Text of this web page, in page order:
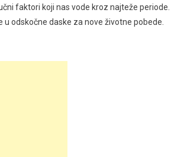
faktori koji nas vode kroz najteže
odskočne daske za nove životne pobede.